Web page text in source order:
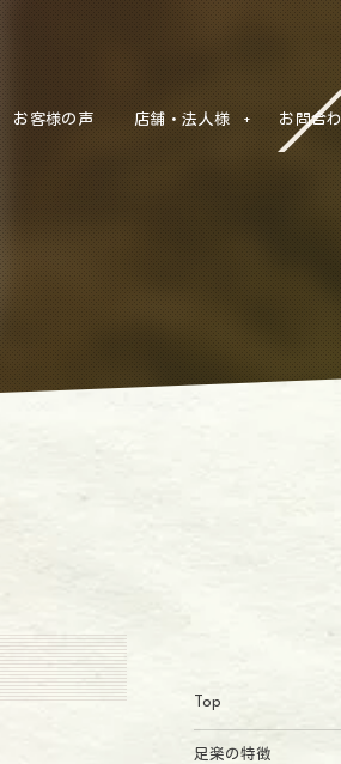
お客様の声 店舗・法人様 お問合
Top
足楽の特徴